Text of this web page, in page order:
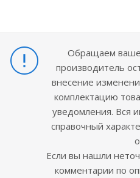
Обращаем
производитель
внесение
комплектацию
уведомления. Вся
справочный
Если вы нашли
комментарии по